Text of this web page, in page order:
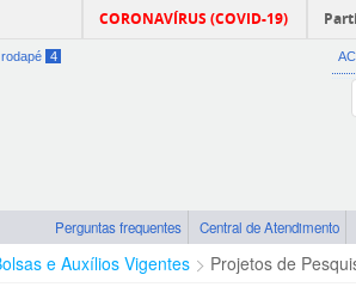
CORONAVÍRUS (COVID-19)
4
Perguntas frequentes Central de Atendimento
e Auxílios Vigentes Projetos de